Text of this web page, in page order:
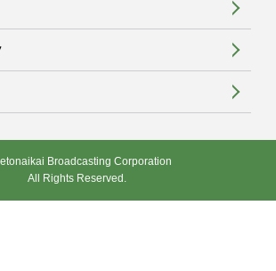
Broadcasting Corporation
All Rights Reserved.